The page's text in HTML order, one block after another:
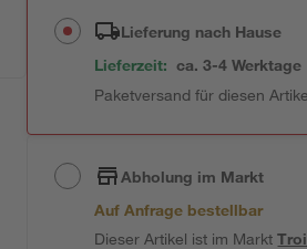
Lieferung nach Hause
Lieferzeit: ca. 3-4 Werktage
Paketversand für diesen
Abholung im Markt
Auf Anfrage bestellbar
Dieser Artikel ist im Markt